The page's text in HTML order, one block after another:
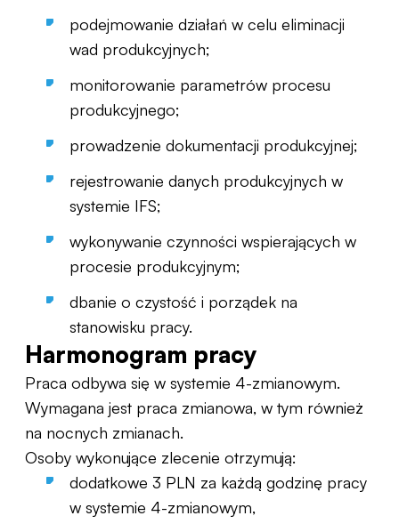
podejmowanie działań w celu eliminacji
wad produkcyjnych;
monitorowanie parametrów procesu
produkcyjnego;
prowadzenie dokumentacji produkcyjnej;
rejestrowanie danych produkcyjnych w
systemie IFS;
wykonywanie czynności wspierających w
procesie produkcyjnym;
dbanie o czystość i porządek na
stanowisku pracy.
Harmonogram pracy
Praca odbywa się w systemie 4-zmianowym.
Wymagana jest praca zmianowa, w tym również
na nocnych zmianach.
Osoby wykonujące zlecenie otrzymują:
dodatkowe 3 PLN za każdą godzinę pracy
w systemie 4-zmianowym,